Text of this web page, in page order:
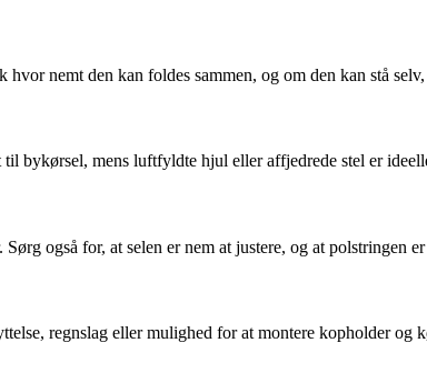
nemt den kan foldes sammen, og om den kan stå
bykørsel, mens luftfyldte hjul eller affjedrede stel er
også for, at selen er nem at justere, og at polstringen
regnslag eller mulighed for at montere kopholder og